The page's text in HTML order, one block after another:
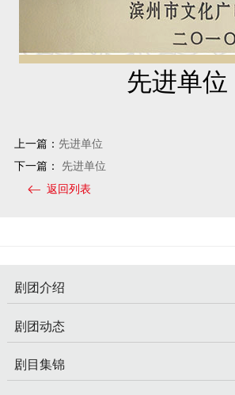
先进单位
上一篇： 先进单位
下一篇： 先进单位
返回列表
剧团介绍
剧团动态
剧目集锦